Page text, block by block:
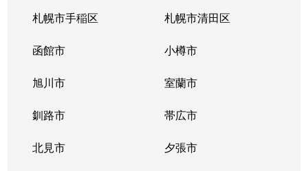
札幌市手稲区 札幌市清田区
函館市 小樽市
旭川市 室蘭市
釧路市 帯広市
北見市 夕張市